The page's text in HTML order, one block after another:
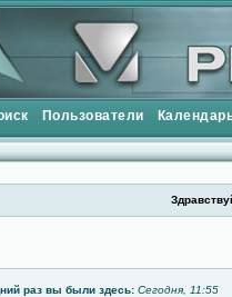
Пользователи
раз вы были здесь: Сегодня, 11:55